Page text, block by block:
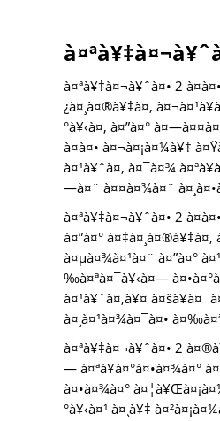
à¤ªà¥‡à¤¬à¥ˆà¤• 2
¿à¤¸à¤®à¥‡à¤‚
°à¥‹à¤‚ à¤”à¤°
à¤à¤• à¤¬à¤¡à¤¼à¥‡
à¤¹à¥ˆà¤‚ à¤¯à¤¾
—à¤¨ à¤¤à¤¾à¤¨
à¤ªà¥‡à¤¬à¥ˆà¤• 2
à¤”à¤°
à¤µà¤¾à¤¹à¤¨ à¤”à¤°
‰à¤ªà¤¯à¥‹à¤—
à¤¹à¥ˆà¤‚à¥¤
à¤¸à¤¹à¤¾à¤¯à¤•
à¤ªà¥‡à¤¬à¥ˆà¤• 2
— à¤ªà¥à¤°à¤•à¤¾à¤°
à¤•à¤¾à¤°
°à¥‹à¤¹ à¤¸à¥‡